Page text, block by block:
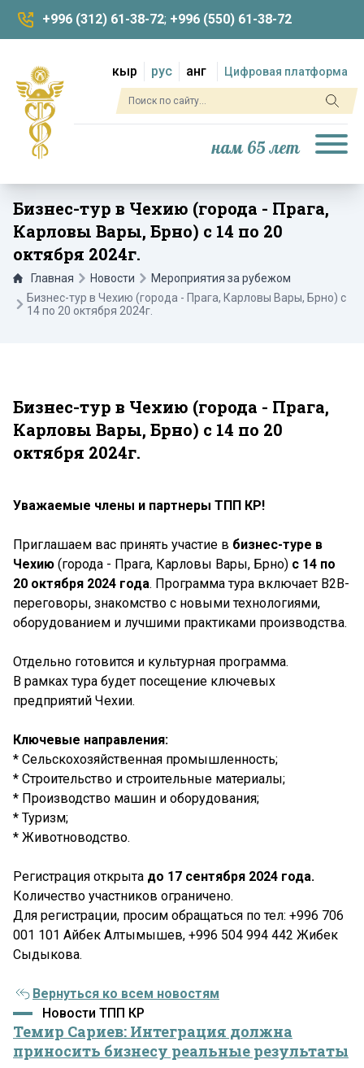
+996 (312) 61-38-72; +996 (550) 61-38-72
кыр рус анг Цифровая платформа
нам 65 лет
Бизнес-тур в Чехию (города - Прага,
Карловы Вары, Брно) с 14 по 20
октября 2024г.
Главная Новости
Мероприятия за рубежом
Бизнес-тур в Чехию (города - Прага, Карловы Вары, Брно) с
14 по 20 октября 2024г.
Бизнес-тур в Чехию (города - Прага,
Карловы Вары, Брно) с 14 по 20
октября 2024г.
Уважаемые члены и партнеры ТПП КР!
Приглашаем вас принять участие в бизнес-туре в
Чехию (города - Прага, Карловы Вары, Брно) с 14 по
20 октября 2024 года. Программа тура включает В2В-
переговоры, знакомство с новыми технологиями,
оборудованием и лучшими практиками производства.
Отдельно готовится и культурная программа.
В рамках тура будет посещение ключевых
предприятий Чехии.
Ключевые направления:
* Сельскохозяйственная промышленность;
* Строительство и строительные материалы;
* Производство машин и оборудования;
* Туризм;
* Животноводство.
Регистрация открыта до 17 сентября 2024 года.
Количество участников ограничено.
Для регистрации, просим обращаться по тел: +996 706
001 101 Айбек Алтымышев, +996 504 994 442 Жибек
Сыдыкова.
Вернуться ко всем новостям
Новости ТПП КР
Темир Сариев: Интеграция должна
приносить бизнесу реальные результаты